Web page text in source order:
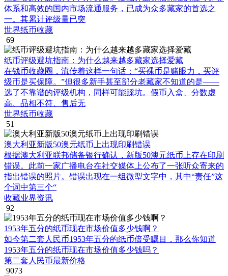
体系和高效的国内市场流通服务，已成为众多藏家的首选之
一。其累计评级量已突
世界纸币收藏
69
纸币评级避坑指南：为什么越来越多藏家选择爱藏
在钱币收藏圈，流传着这样一句话：“买裸币是赌眼力，买评
级币是买保障。”但很多新手甚至部分老藏家不知道的是——
选了不靠谱的评级机构，同样可能踩坑。假币入盒、分数虚
高、品相不符、售后无
世界纸币收藏
51
澳大利亚新版50澳元纸币上出现印刷错误
根据澳大利亚联邦储备银行确认，新版50澳元纸币上存在印刷
错误。此前一家广播电台在社交媒体上公布了一张听众寄来的
指出错误的照片。错误出现在一组微型文字中，其中“责任”这
个词中第三个“
收藏业界资讯
92
1953年五分的纸币现在市场价值多少钱啊？
如今第二套人民币1953年五分的纸币倍受瞩目，那么你知道
1953年五分的纸币现在市场价值多少钱吗？
第二套人民币最新价格
9073